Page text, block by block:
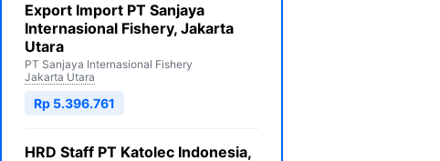
Export Import PT Sanjaya
Internasional Fishery, Jakarta
Utara
PT Sanjaya Internasional Fishery
Jakarta Utara
Rp 5.396.761
HRD Staff PT Katolec Indonesia,